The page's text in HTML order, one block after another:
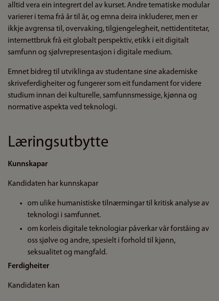
alltid vera ein integrert del av kurset. Andre tematiske modular
varierer i tema frå år til år, og emna deira inkluderer, men er
ikkje avgrensa til, overvaking, tilgjengelegheit, nettidentitetar,
internettbruk frå eit globalt perspektiv, etikk i eit digitalt
samfunn og sjølvrepresentasjon i digitale medium.
Emnet bidreg til utviklinga av studentane sine akademiske
skriveferdigheiter og fungerer som eit fundament for videre
studium innan dei kulturelle, samfunnsmessige, kjønna og
normative aspekta ved teknologi.
Læringsutbytte
Kunnskapar
Kandidaten har kunnskapar
om ulike humanistiske tilnærmingar til kritisk analyse av
teknologi i samfunnet.
om korleis digitale teknologiar påverkar vår forståing av
oss sjølve og andre, spesielt i forhold til kjønn,
seksualitet og mangfald.
Ferdigheiter
Kandidaten kan